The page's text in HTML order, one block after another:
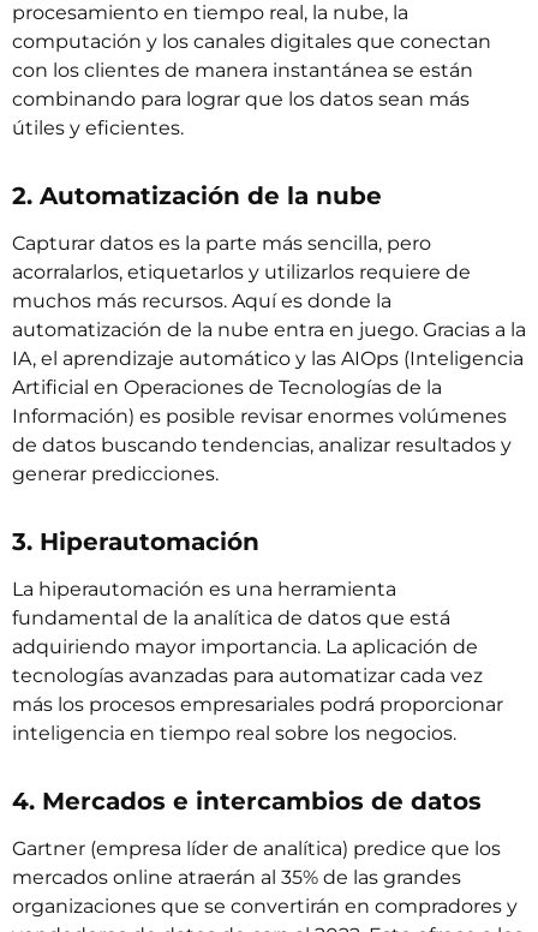
procesamiento en tiempo real, la nube, la
computación y los canales digitales que conectan
con los clientes de manera instantánea se están
combinando para lograr que los datos sean más
útiles y eficientes.
2. Automatización de la nube
Capturar datos es la parte más sencilla, pero
acorralarlos, etiquetarlos y utilizarlos requiere de
muchos más recursos. Aquí es donde la
automatización de la nube entra en juego. Gracias a la
IA, el aprendizaje automático y las AIOps (Inteligencia
Artificial en Operaciones de Tecnologías de la
Información) es posible revisar enormes volúmenes
de datos buscando tendencias, analizar resultados y
generar predicciones.
3. Hiperautomación
La hiperautomación es una herramienta
fundamental de la analítica de datos que está
adquiriendo mayor importancia. La aplicación de
tecnologías avanzadas para automatizar cada vez
más los procesos empresariales podrá proporcionar
inteligencia en tiempo real sobre los negocios.
4. Mercados e intercambios de datos
Gartner (empresa líder de analítica) predice que los
mercados online atraerán al 35% de las grandes
organizaciones que se convertirán en compradores y